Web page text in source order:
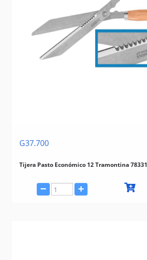
G37.700
Tijera Pasto Económico 12 Tramontina 78331